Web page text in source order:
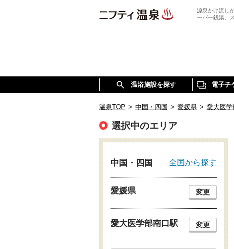
源泉かけ流し
ーパー銭湯、
温浴施設を探す 電子チ
温泉TOP > 中国・四国 > 愛媛県 > 愛大医学
選択中のエリア
中国・四国 全国から探す
愛媛県 変更
愛大医学部南口駅 変更